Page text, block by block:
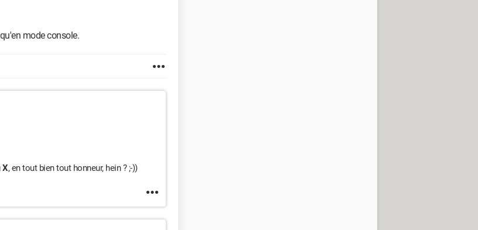
mode console.
X, en tout bien tout honneur, hein ? ;-))